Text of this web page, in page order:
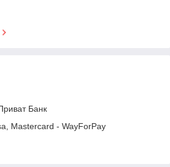
Банк
Mastercard - WayForPay